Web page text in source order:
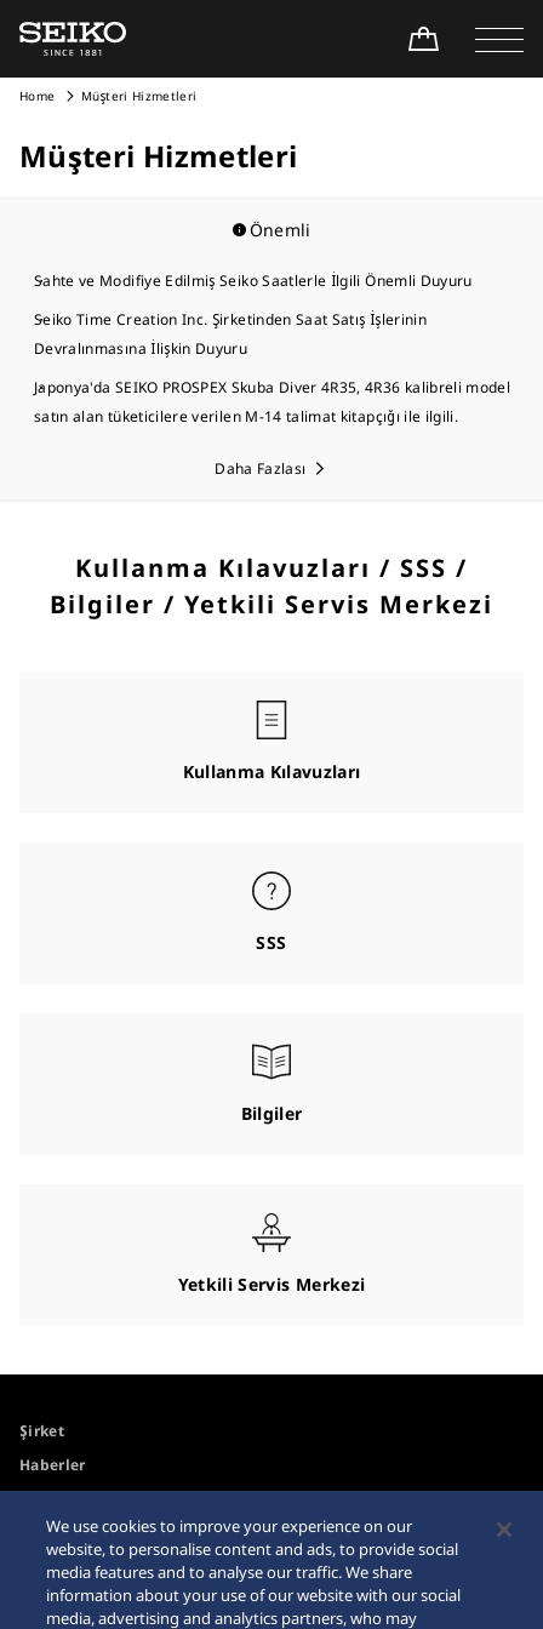
Home Müşteri Hizmetleri
Müşteri Hizmetleri
Önemli
Sahte ve Modifiye Edilmiş Seiko Saatlerle İlgili Önemli Duyuru
Seiko Time Creation Inc. Şirketinden Saat Satış İşlerinin
Devralınmasına İlişkin Duyuru
Japonya'da SEIKO PROSPEX Skuba Diver 4R35, 4R36 kalibreli model
satın alan tüketicilere verilen M-14 talimat kitapçığı ile ilgili.
Daha Fazlası
Kullanma Kılavuzları / SSS /
Bilgiler / Yetkili Servis Merkezi
Kullanma Kılavuzları
SSS
Bilgiler
Yetkili Servis Merkezi
Şirket
Haberler
Erişilebilirlik
Gereksinimler
Site Haritası
We use cookies to improve your experience on our
website, to personalise content and ads, to provide social
media features and to analyse our traffic. We share
information about your use of our website with our social
media, advertising and analytics partners, who may